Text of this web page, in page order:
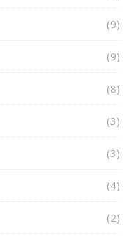
(9)
(9)
(8)
(3)
(3)
(4)
(2)